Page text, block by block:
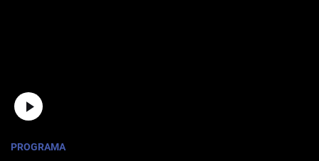
PROGRAMA